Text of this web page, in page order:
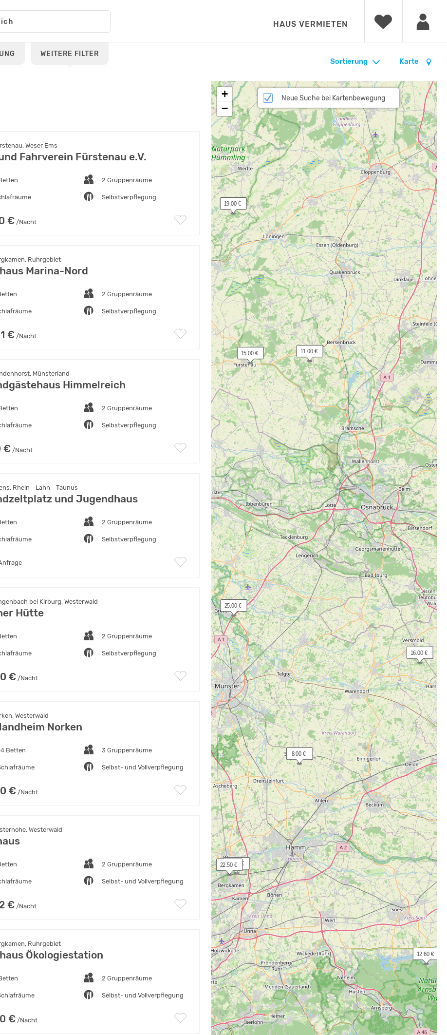
HAUS VERMIETEN
WEITERE FILTER
Karte
Sortierung
Weser Ems
Fahrverein Fürstenau e.V.
2 Gruppenräume
Selbstverpflegung
€ /Nacht
Ruhrgebiet
Marina-Nord
2 Gruppenräume
Selbstverpflegung
€/Nacht
Münsterland
Himmelreich
2 Gruppenräume
Selbstverpflegung
€ /Nacht
Rhein - Lahn - Taunus
und Jugendhaus
2 Gruppenräume
Selbstverpflegung
bei Kirburg, Westerwald
Hütte
2 Gruppenräume
Selbstverpflegung
€/Nacht
Westerwald
Norken
Betten 3 Gruppenräume
Selbst- und Vollverpflegung
€/Nacht
Westerwald
2 Gruppenräume
Selbst- und Vollverpflegung
€ /Nacht
Ruhrgebiet
Ökologiestation
2 Gruppenräume
Selbst- und Vollverpflegung
€ /Nacht
15.00 €
23.81 €
  8.00 €
22.50 €
11.00 €
19.00 €
12.60 €
16.00 €
25.00 €
+
−
Neue Suche bei Kartenbewegung